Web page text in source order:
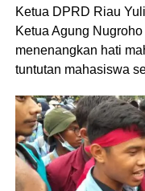
Ketua DPRD Riau
Ketua Agung
menenangkan hati
tuntutan mahasiswa